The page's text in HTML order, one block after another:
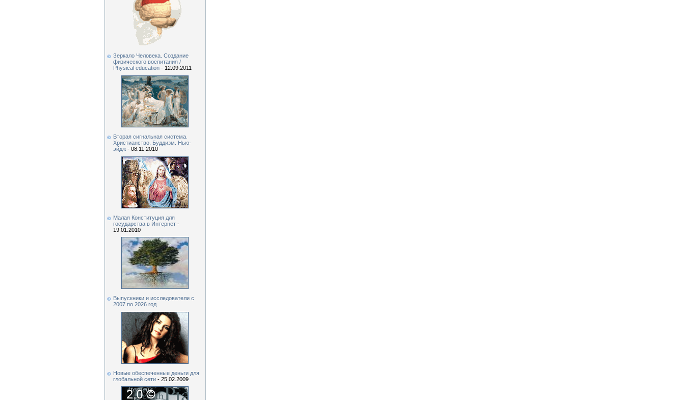
Зеркало Человека. Создание
физического воспитания /
Physical education- 12.09.2011
Вторая сигнальная система.
Христианство. Буддизм. Нью-
эйдж- 08.11.2010
Малая Конституция для
государства в Интернет-
19.01.2010
Выпускники и исследователи c
2007 по 2026 год
Новые обеспеченные деньги для
глобальной сети- 25.02.2009